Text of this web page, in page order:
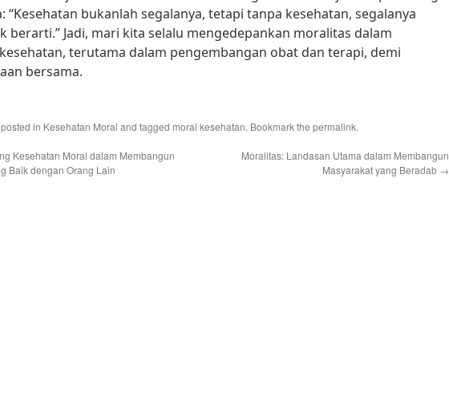
“Kesehatan bukanlah segalanya, tetapi tanpa kesehatan, segalanya
berarti.” Jadi, mari kita selalu mengedepankan moralitas dalam
terutama dalam pengembangan obat dan terapi, demi
bersama.
in Kesehatan Moral and tagged moral kesehatan. Bookmark the permalink.
Kesehatan Moral dalam Membangun
Baik dengan Orang Lain
Moralitas: Landasan Utama dalam Membangun
Masyarakat yang Beradab →